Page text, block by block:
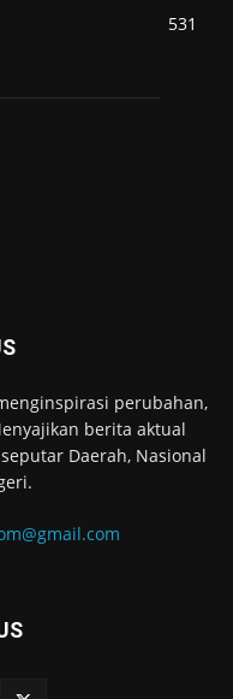
531
perubahan,
berita aktual
Daerah, Nasional